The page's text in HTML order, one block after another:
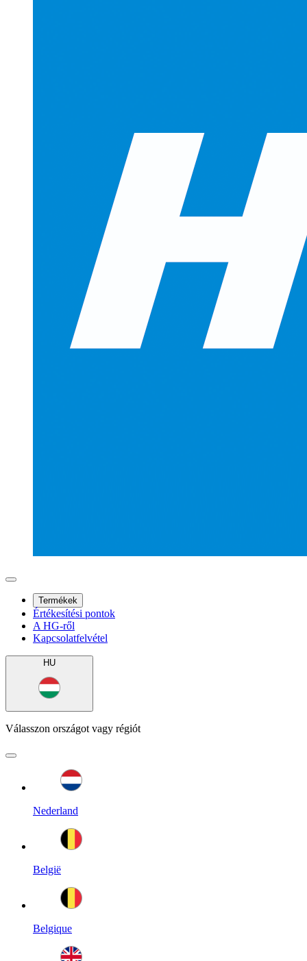
Termékek
Értékesítési pontok
A HG-ről
Kapcsolatfelvétel
HU
Válasszon országot vagy régiót
Nederland
België
Belgique